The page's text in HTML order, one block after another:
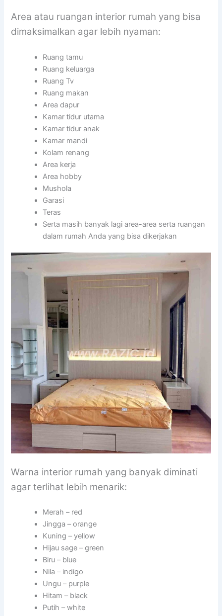
Area atau ruangan interior rumah yang bisa
dimaksimalkan agar lebih nyaman:
Ruang tamu
Ruang keluarga
Ruang Tv
Ruang makan
Area dapur
Kamar tidur utama
Kamar tidur anak
Kamar mandi
Kolam renang
Area kerja
Area hobby
Mushola
Garasi
Teras
Serta masih banyak lagi area-area serta ruangan
dalam rumah Anda yang bisa dikerjakan
Warna interior rumah yang banyak diminati
agar terlihat lebih menarik:
Merah – red
Jingga – orange
Kuning – yellow
Hijau sage – green
Biru – blue
Nila – indigo
Ungu – purple
Hitam – black
Putih – white